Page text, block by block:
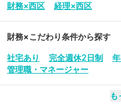
財務×西区 経理×西区
財務×こだわり条件から探す
社宅あり 完全週休2日制
管理職・マネージャー
も